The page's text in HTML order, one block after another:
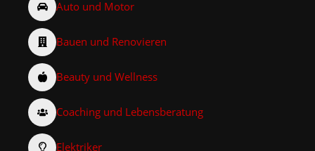
Auto und Motor
Bauen und Renovieren
Beauty und Wellness
Coaching und Lebensberatung
Elektriker